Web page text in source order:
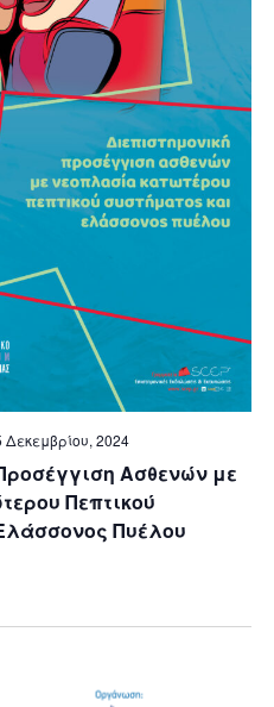
Ασθενών με
Πεπτικού
Πυέλου
Δεκεμβρίου, 2024